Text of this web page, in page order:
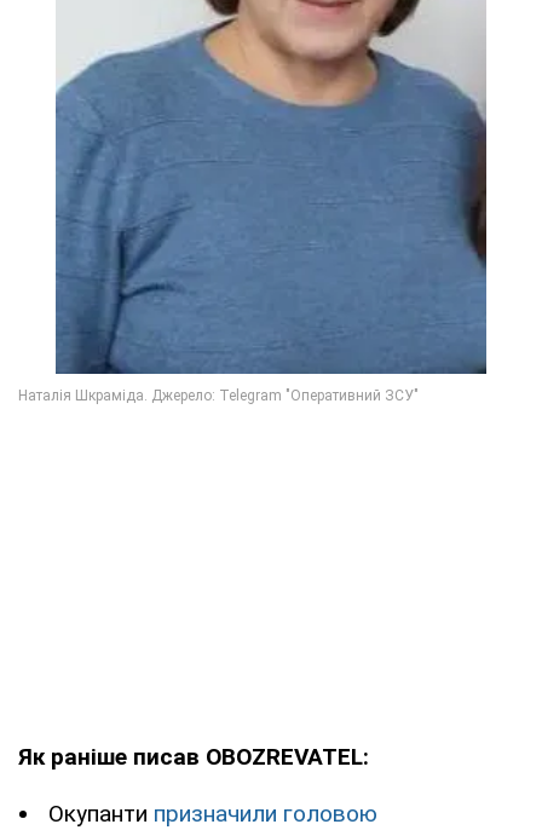
Як раніше писав OBOZREVATEL:
Окупанти призначили головою